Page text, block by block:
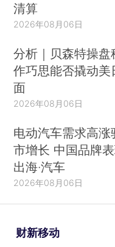
清算
2026年08月06日
分析｜贝森特操盘
作巧思能否撬动美
面
2026年08月06日
电动汽车需求高涨
市增长 中国品牌表
出海·汽车
2026年08月06日
财新移动